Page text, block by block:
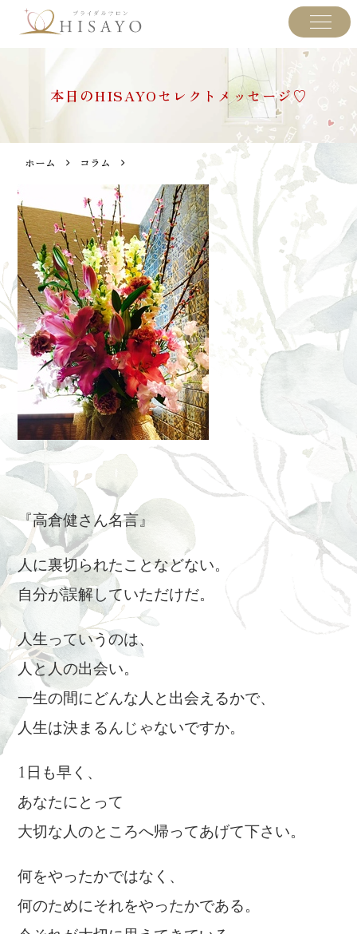
本日のHISAYOセレクトメッセージ♡
ホーム コラム
『高倉健さん名言』
人に裏切られたことなどない。
自分が誤解していただけだ。
人生っていうのは、
人と人の出会い。
一生の間にどんな人と出会えるかで、
人生は決まるんじゃないですか。
1日も早く、
あなたにとって
大切な人のところへ帰ってあげて下さい。
何をやったかではなく、
何のためにそれをやったかである。